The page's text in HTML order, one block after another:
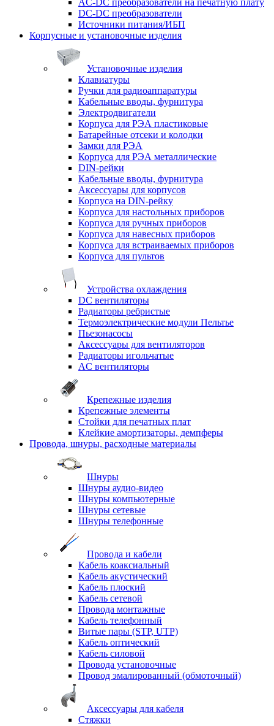
AC-DC преобразователи на печатную плату
DC-DC преобразователи
Источники питания/ИБП
Корпусные и установочные изделия
Установочные изделия
Клавиатуры
Ручки для радиоаппаратуры
Кабельные вводы, фурнитура
Электродвигатели
Корпуса для РЭА пластиковые
Батарейные отсеки и колодки
Замки для РЭА
Корпуса для РЭА металлические
DIN-рейки
Кабельные вводы, фурнитура
Аксессуары для корпусов
Корпуса на DIN-рейку
Корпуса для настольных приборов
Корпуса для ручных приборов
Корпуса для навесных приборов
Корпуса для встраиваемых приборов
Корпуса для пультов
Устройства охлаждения
DC вентиляторы
Радиаторы ребристые
Термоэлектрические модули Пельтье
Пьезонасосы
Аксессуары для вентиляторов
Радиаторы игольчатые
AC вентиляторы
Крепежные изделия
Крепежные элементы
Стойки для печатных плат
Клейкие амортизаторы, демпферы
Провода, шнуры, расходные материалы
Шнуры
Шнуры аудио-видео
Шнуры компьютерные
Шнуры сетевые
Шнуры телефонные
Провода и кабели
Кабель коаксиальный
Кабель акустический
Кабель плоский
Кабель сетевой
Провода монтажные
Кабель телефонный
Витые пары (STP, UTP)
Кабель оптический
Кабель силовой
Провода установочные
Провод эмалированный (обмоточный)
Аксессуары для кабеля
Стяжки